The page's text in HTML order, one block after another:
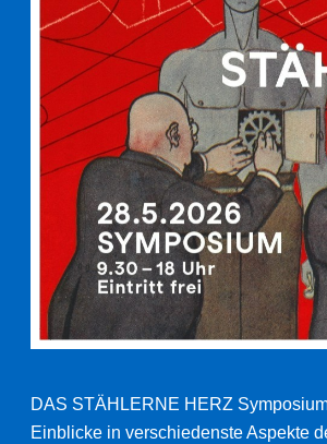
DAS STÄHLERNE HERZ
Einblicke in verschiedenste Aspekte